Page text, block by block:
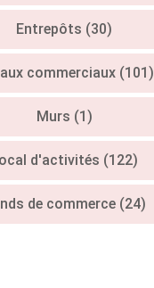
Entrepôts (30)
commerciaux (101)
Murs (1)
d'activités (122)
de commerce (24)